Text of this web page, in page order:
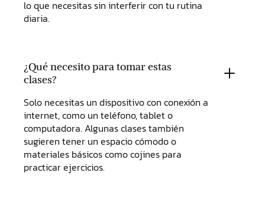
lo que necesitas sin interferir con tu rutina
diaria.
¿Qué necesito para tomar estas
clases?
Solo necesitas un dispositivo con conexión a
internet, como un teléfono, tablet o
computadora. Algunas clases también
sugieren tener un espacio cómodo o
materiales básicos como cojines para
practicar ejercicios.